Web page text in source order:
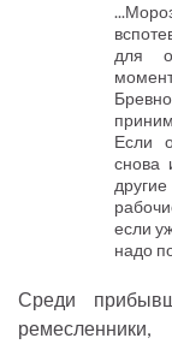
для
Если
снова
если
надо
Среди